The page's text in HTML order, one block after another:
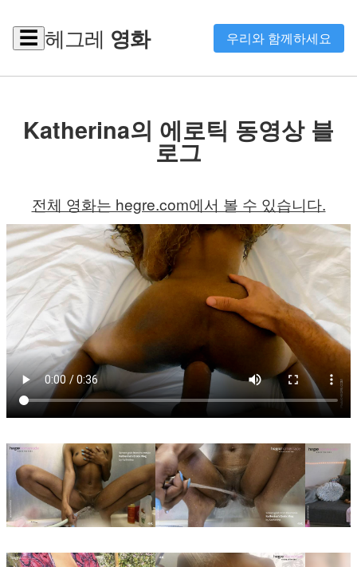
☰ 헤그레 영화 우리와 함께하세요
Katherina의 에로틱 동영상 블
로그
전체 영화는 hegre.com에서 볼 수 있습니다.